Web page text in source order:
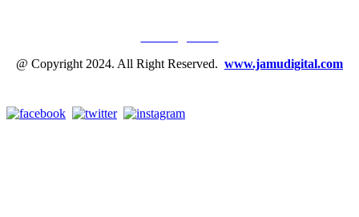
@ Copyright 2024. All Right Reserved. www.jamudigital.com